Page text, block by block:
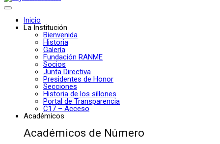
Inicio
La Institución
Bienvenida
Historia
Galería
Fundación RANME
Socios
Junta Directiva
Presidentes de Honor
Secciones
Historia de los sillones
Portal de Transparencia
C17 – Acceso
Académicos
Académicos de Número